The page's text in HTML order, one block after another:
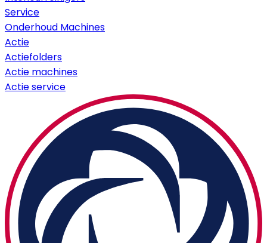
Service
Onderhoud Machines
Actie
Actiefolders
Actie machines
Actie service